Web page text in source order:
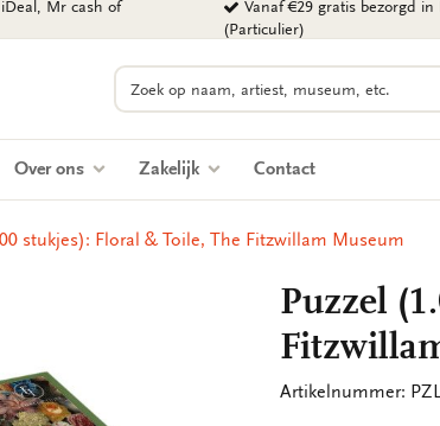
Mr cash of
Vanaf €29 gratis bezorgd in
(Particulier)
Zoeken
Over ons Zakelijk Contact
stukjes): Floral & Toile, The Fitzwillam Museum
Puzzel
Artikelnummer: